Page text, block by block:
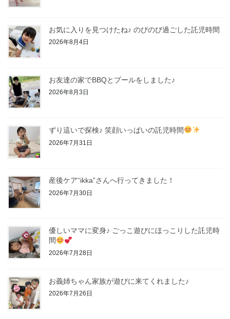
お気に入りを見つけたね♪ のびのび過ごした託児時間
2026年8月4日
お友達の家でBBQとプールをしました♪
2026年8月3日
ずり這いで探検♪ 笑顔いっぱいの託児時間
2026年7月31日
産後ケア“ikka”さんへ行ってきました！
2026年7月30日
優しいママに変身♪ ごっこ遊びにほっこりした託児時
間
2026年7月28日
お義姉ちゃん家族が遊びに来てくれました♪
2026年7月26日